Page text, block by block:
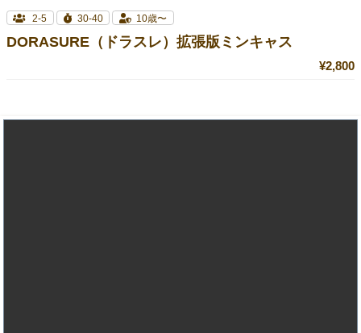
2-5 30-40 10歳〜
DORASURE（ドラスレ）拡張版ミンキャス
¥2,800